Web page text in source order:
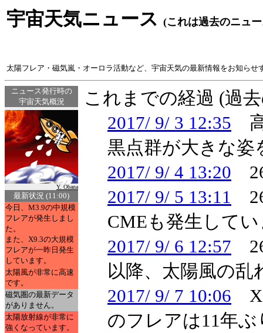
宇宙天気ニュース (これは過去のニュ
太陽フレア・磁気嵐・オーロラ活動など、宇宙天気の最新情報をお知らせ
ニュース発行時の
宇宙天気概況
Y. Obana
最新状況 (11:00)
今日、M3.9の中規模
フレアが発生しまし
た。
また、X9.3の大規模
フレアが一昨日発生
しています。
太陽風が非常に高速
です。
磁気圏の最新データ
がありません。
太陽放射線が非常に
強くなっています。
これまでの経過 (過
2017/ 9/ 3 12:35
黒点群が大きな姿
2017/ 9/ 4 13:20
2017/ 9/ 5 13:11
CMEも発生して
2017/ 9/ 6 12:57
以降、太陽風の乱
2017/ 9/ 7 10:06
のフレアは11年